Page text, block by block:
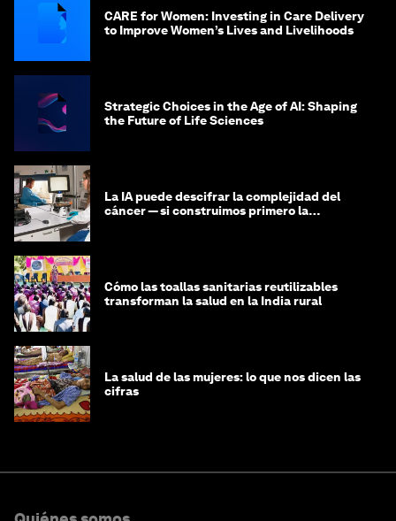
CARE for Women: Investing in Care Delivery
to Improve Women’s Lives and Livelihoods
Strategic Choices in the Age of AI: Shaping
the Future of Life Sciences
La IA puede descifrar la complejidad del
cáncer — si construimos primero la
Cómo las toallas sanitarias reutilizables
transforman la salud en la India rural
La salud de las mujeres: lo que nos dicen las
cifras